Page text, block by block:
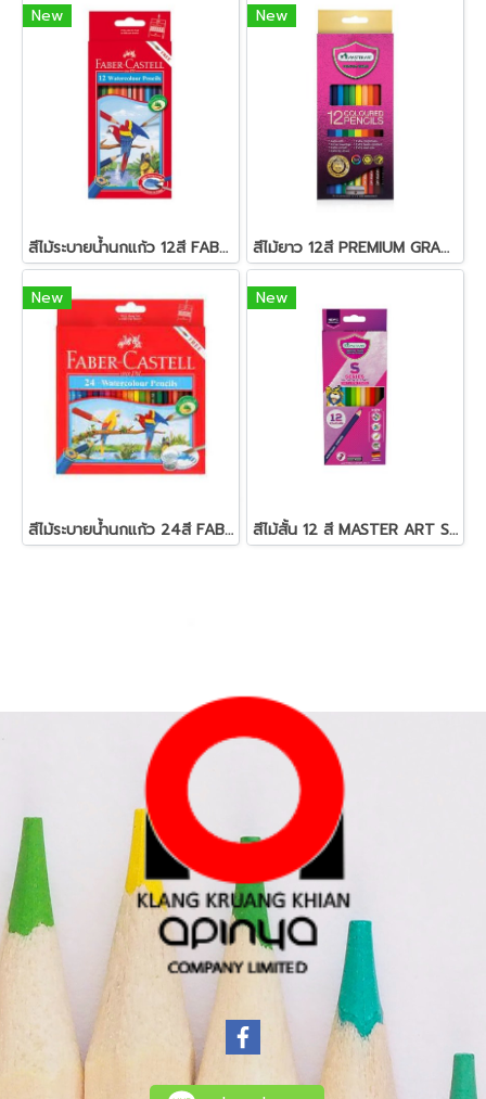
New
สีไม้ระบายน้ำนกแก้ว 12สี FABER-CASTELL
New
สีไม้ยาว 12สี PREMIUM GRADE MASTER-ART
New
สีไม้ระบายน้ำนกแก้ว 24สี FABER-CASTELL
New
สีไม้สั้น 12 สี MASTER ART S-SERIES